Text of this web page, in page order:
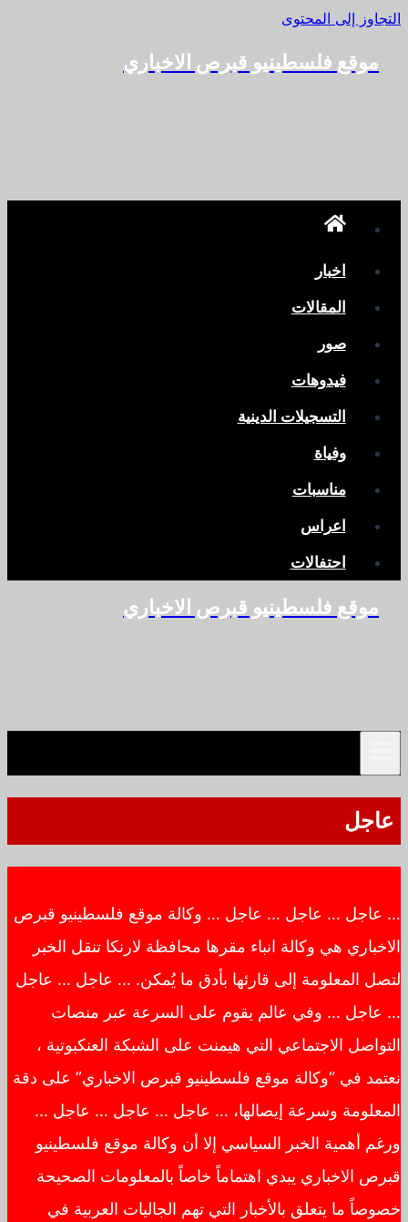
التجاوز إلى المحتوى
موقع فلسطينيو قبرص الاخباري
اخبار
المقالات
صور
فيدوهات
التسجيلات الدينية
وفياة
مناسبات
اعراس
احتفالات
موقع فلسطينيو قبرص الاخباري
عاجل
… عاجل … عاجل … عاجل … وكالة موقع فلسطينيو قبرص
الاخباري هي وكالة انباء مقرها محافظة لارنكا تنقل الخبر
لتصل المعلومة إلى قارئها بأدق ما يُمكن. … عاجل … عاجل
… عاجل … وفي عالم يقوم على السرعة عبر منصات
التواصل الاجتماعي التي هيمنت على الشبكة العنكبوتية ،
نعتمد في “وكالة موقع فلسطينيو قبرص الاخباري” على دقة
المعلومة وسرعة إيصالها، … عاجل … عاجل … عاجل …
ورغم أهمية الخبر السياسي إلا أن وكالة موقع فلسطينيو
قبرص الاخباري يبدي اهتماماً خاصاً بالمعلومات الصحيحة
خصوصاً ما يتعلق بالأخبار التي تهم الجاليات العربية في